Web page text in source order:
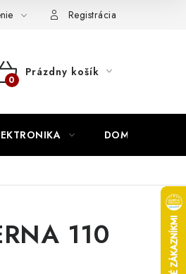
Registrácia
Prázdny košík
DOMÁCNOSŤ
110